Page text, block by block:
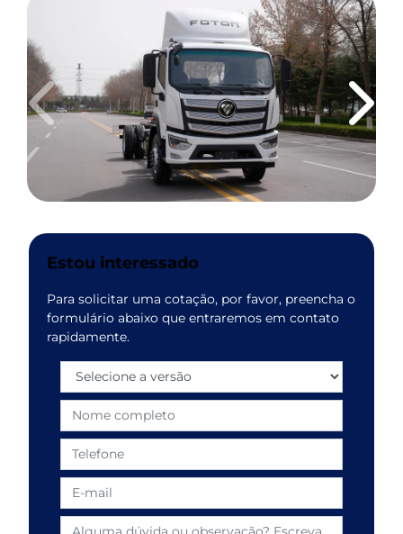
Estou interessado
Para solicitar uma cotação, por favor, preencha o
formulário abaixo que entraremos em contato
rapidamente.
Anterior